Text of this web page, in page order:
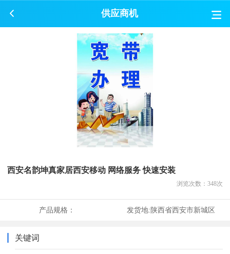
供应商机
西安名韵坤真家居西安移动 网络服务 快速安装
浏览次数： 348次
产品规格： 发货地:陕西省西安市新城区
关键词